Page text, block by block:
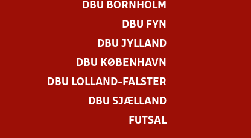
DBU BORNHOLM
DBU FYN
DBU JYLLAND
DBU KØBENHAVN
DBU LOLLAND-FALSTER
DBU SJÆLLAND
FUTSAL